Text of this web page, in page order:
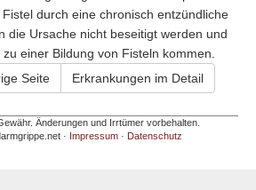
durch eine chronisch entzündliche
die Ursache nicht beseitigt werden und
einer Bildung von Fisteln kommen.
Seite Erkrankungen im Detail
Änderungen und Irrtümer vorbehalten.
· Impressum· Datenschutz